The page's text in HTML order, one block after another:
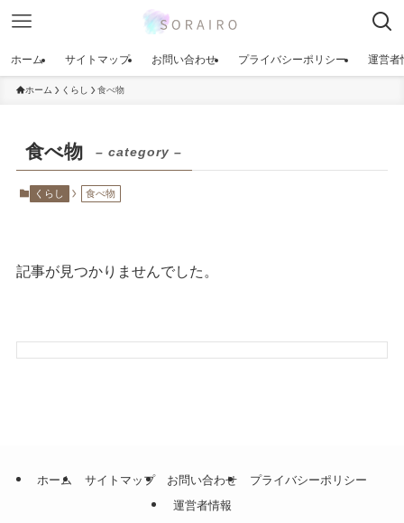
ホーム サイトマップ お問い合わせ プライバシーポリシー 運営者
ホーム くらし 食べ物
食べ物 – category –
くらし 食べ物
記事が見つかりませんでした。
ホーム サイトマップ お問い合わせ
プライバシーポリシー
運営者情報